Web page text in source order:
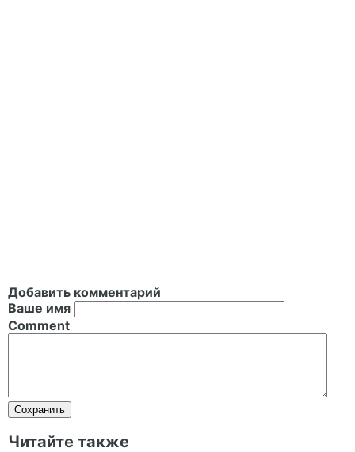
Добавить комментарий
Ваше имя
Comment
Читайте также